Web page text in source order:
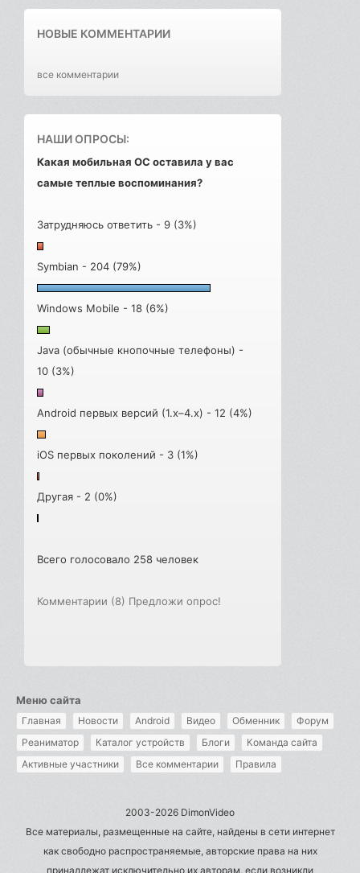
НОВЫЕ КОММЕНТАРИИ
все комментарии
НАШИ ОПРОСЫ:
Какая мобильная ОС оставила у вас
самые теплые воспоминания?
Затрудняюсь ответить - 9 (3%)
Symbian - 204 (79%)
Windows Mobile - 18 (6%)
Java (обычные кнопочные телефоны) -
10 (3%)
Android первых версий (1.x–4.x) - 12 (4%)
iOS первых поколений - 3 (1%)
Другая - 2 (0%)
Всего голосовало 258 человек
Комментарии (8) Предложи опрос!
Меню сайта
Главная Новости Android Видео Обменник
Форум
Реаниматор
Каталог устройств Блоги
Команда сайта
Активные участники
Все комментарии Правила
2003-2026 DimonVideo
Все материалы, размещенные на сайте, найдены в сети интернет
как свободно распространяемые, авторские права на них
принадлежат исключительно их авторам, если возникли